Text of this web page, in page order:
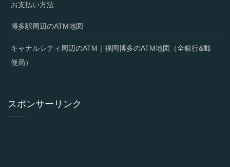
お支払い方法
博多駅周辺のATM地図
キャナルシティ周辺のATM｜福岡博多のATM地図（全銀行&郵
便局）
スポンサーリンク